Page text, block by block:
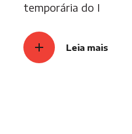
temporária do I
Leia mais